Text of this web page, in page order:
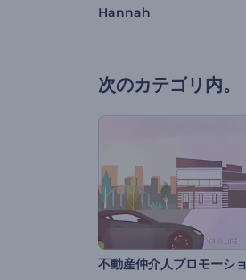
Hannah
次のカテゴリ内。
不動産仲介人プロモーシ